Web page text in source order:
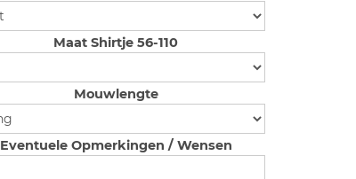
Maat Shirtje 56-110
Mouwlengte
Eventuele Opmerkingen / Wensen